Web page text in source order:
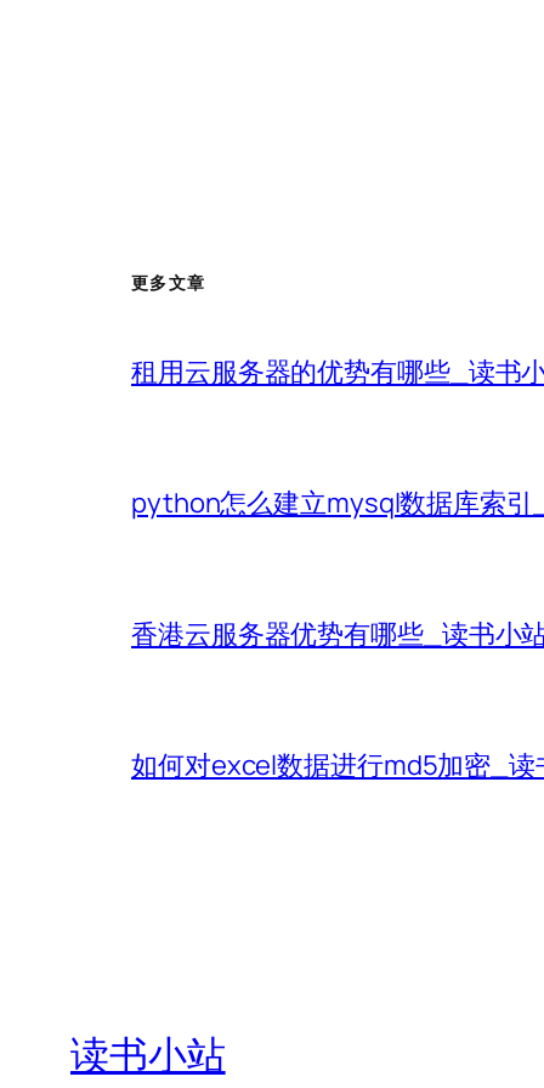
更多文章
租用云服务器的优势有哪些_读书
python怎么建立mysql数据库索引
香港云服务器优势有哪些_读书小
如何对excel数据进行md5加密_读
读书小站